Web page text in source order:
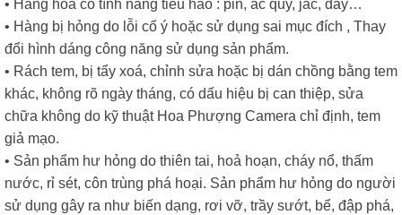
• Hàng hóa có tính năng tiêu hao : pin, ắc quy, jac, dây…
• Hàng bị hỏng do lỗi cố ý hoặc sử dụng sai mục đích , Thay
đổi hình dáng công năng sử dụng sản phẩm.
• Rách tem, bị tẩy xoá, chỉnh sửa hoặc bị dán chồng bằng tem
khác, không rõ ngày tháng, có dấu hiệu bị can thiệp, sửa
chữa không do kỹ thuật Hoa Phượng Camera chỉ định, tem
giả mạo.
• Sản phẩm hư hỏng do thiên tai, hoả hoạn, cháy nổ, thấm
nước, rỉ sét, côn trùng phá hoại. Sản phẩm hư hỏng do người
sử dụng gây ra như biến dạng, rơi vỡ, trầy sướt, bể, đập phá,